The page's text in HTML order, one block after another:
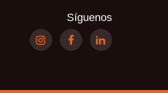
Síguenos